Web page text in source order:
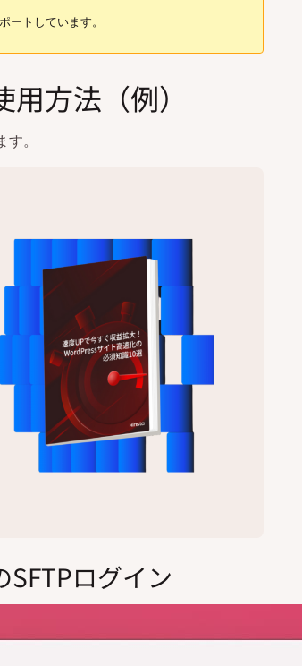
ートしています。
方法（例）
。
ログイン